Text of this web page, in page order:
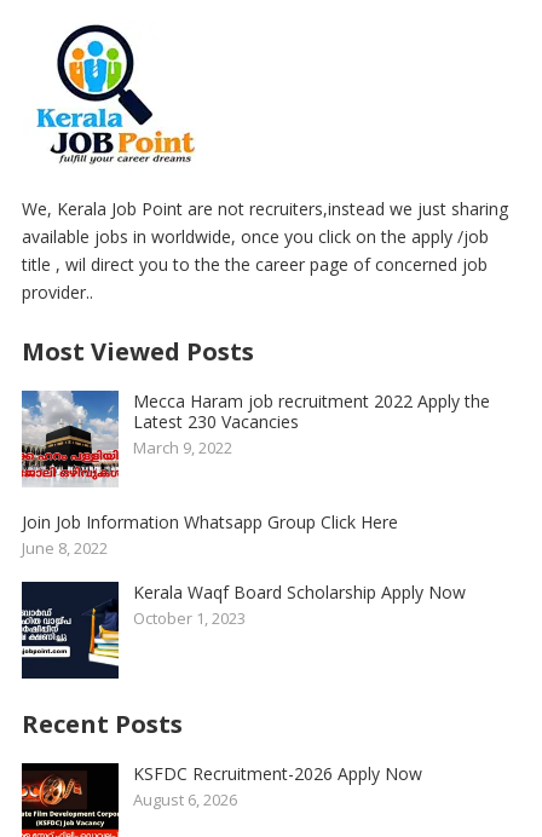
We, Kerala Job Point are not recruiters,instead we just sharing
available jobs in worldwide, once you click on the apply /job
title , wil direct you to the the career page of concerned job
provider..
Most Viewed Posts
Mecca Haram job recruitment 2022 Apply the
Latest 230 Vacancies
March 9, 2022
Join Job Information Whatsapp Group Click Here
June 8, 2022
Kerala Waqf Board Scholarship Apply Now
October 1, 2023
Recent Posts
KSFDC Recruitment-2026 Apply Now
August 6, 2026